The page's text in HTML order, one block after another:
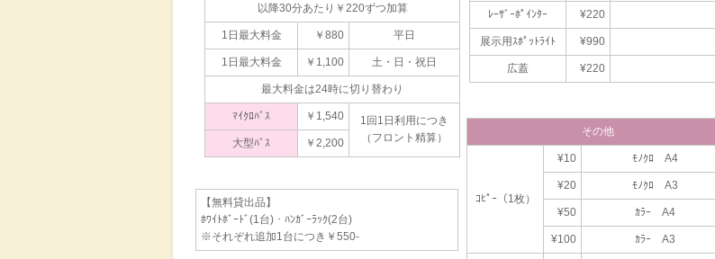
以降30分あたり￥220ずつ加算
1日最大料金 ￥880 平日
1日最大料金 ￥1,100 土・日・祝日
最大料金は24時に切り替わり
ﾏｲｸﾛﾊﾞｽ ￥1,540
1回1日利用につき
（フロント精算）
大型ﾊﾞｽ ￥2,200
【無料貸出品】
ﾎﾜｲﾄﾎﾞｰﾄﾞ(1台)・ﾊﾝｶﾞｰﾗｯｸ(2台)
※それぞれ追加1台につき￥550-
ﾚｰｻﾞｰﾎﾟｲﾝﾀｰ ¥220
展示用ｽﾎﾟｯﾄﾗｲﾄ ¥990
広蓋 ¥220
その他
ｺﾋﾟｰ（1枚）
¥10 ﾓﾉｸﾛ A4
¥20 ﾓﾉｸﾛ A3
¥50 ｶﾗｰ A4
¥100 ｶﾗｰ A3